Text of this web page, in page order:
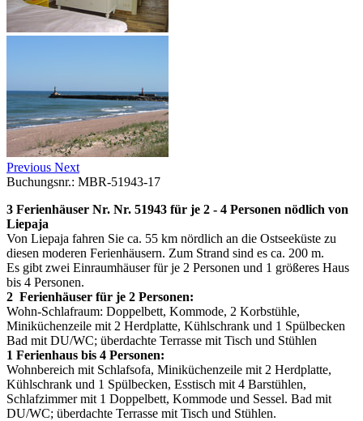
Previous Next
Buchungsnr.: MBR-51943-17
3 Ferienhäuser Nr. Nr. 51943 für je 2 - 4 Personen nödlich von
Liepaja
Von Liepaja fahren Sie ca. 55 km nördlich an die Ostseeküste zu
diesen moderen Ferienhäusern. Zum Strand sind es ca. 200 m.
Es gibt zwei Einraumhäuser für je 2 Personen und 1 größeres Haus
bis 4 Personen.
2 Ferienhäuser für je 2 Personen:
Wohn-Schlafraum: Doppelbett, Kommode, 2 Korbstühle,
Miniküchenzeile mit 2 Herdplatte, Kühlschrank und 1 Spülbecken
Bad mit DU/WC; überdachte Terrasse mit Tisch und Stühlen
1 Ferienhaus bis 4 Personen:
Wohnbereich mit Schlafsofa, Miniküchenzeile mit 2 Herdplatte,
Kühlschrank und 1 Spülbecken, Esstisch mit 4 Barstühlen,
Schlafzimmer mit 1 Doppelbett, Kommode und Sessel. Bad mit
DU/WC; überdachte Terrasse mit Tisch und Stühlen.